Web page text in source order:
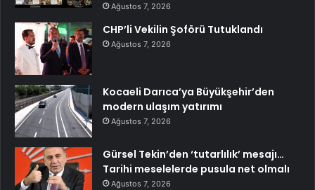
Ağustos 7, 2026
CHP’li Vekilin Şoförü Tutuklandı
Ağustos 7, 2026
Kocaeli Darıca’ya Büyükşehir’den
modern ulaşım yatırımı
Ağustos 7, 2026
Gürsel Tekin’den ‘tutarlılık’ mesajı…
Tarihi meselelerde pusula net olmalı
Ağustos 7, 2026